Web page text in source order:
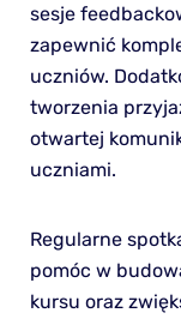
sesje
zapewnić
uczniów.
tworzenia
otwartej
uczniami.
Regularne
pomóc w
kursu oraz